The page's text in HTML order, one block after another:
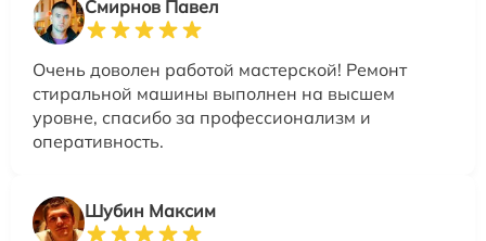
Смирнов Павел
Очень доволен работой мастерской! Ремонт
стиральной машины выполнен на высшем
уровне, спасибо за профессионализм и
оперативность.
Шубин Максим